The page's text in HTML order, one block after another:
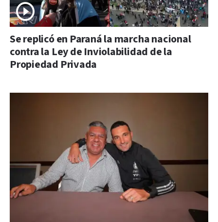
Se replicó en Paraná la marcha nacional
contra la Ley de Inviolabilidad de la
Propiedad Privada